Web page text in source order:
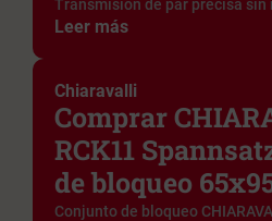
Transmisión de par precisa sin
Leer más
Chiaravalli
Comprar
RCK11
de bloqueo
Conjunto de bloqueo